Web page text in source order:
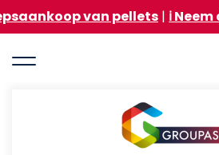
Overslaan
en
de
pellets|ℹ️ Neem deel aan de
Groupasol